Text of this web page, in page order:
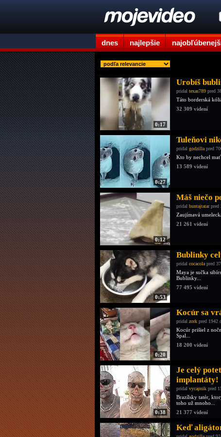
dnes najlepšie
0:17
Urobíš
pridal texas789 pred
Táto borderská
32 309 videní
0:27
Tuleňovi
pridal godzilla pred
Kto by nechcel
13 589 videní
0:12
Máš niečo
pridal buntajtatarpred
Zaujímavá
21 261 videní
0:53
Bublinky
pridal cocacola pred
Maya je sučka
Bublinky...
77 495 videní
0:20
Kocúr sa
pridal zork pred 1942
Kocúr prišiel z
Spal...
18 200 videní
0:38
Je celý
implantáty!
pridal vycapnik pred
Brazílsky tatér,
toho už mnoho...
21 377 videní
Keď